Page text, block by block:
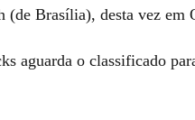
(de Brasília), desta vez em
aguarda o classificado